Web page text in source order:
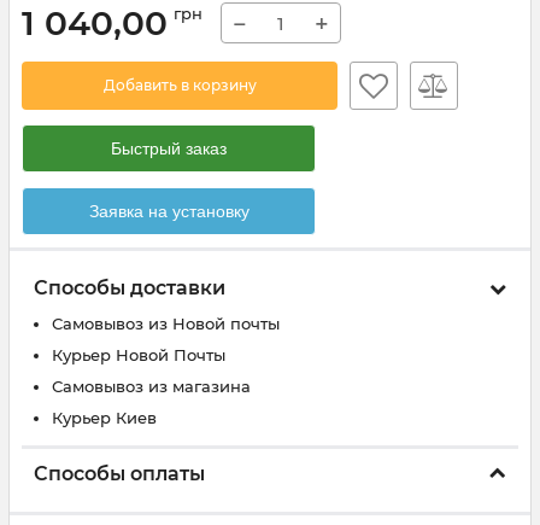
1 040,00 грн − +
Добавить в корзину
Быстрый заказ
Заявка на установку
Способы доставки
Самовывоз из Новой почты
Курьер Новой Почты
Самовывоз из магазина
Курьер Киев
Способы оплаты